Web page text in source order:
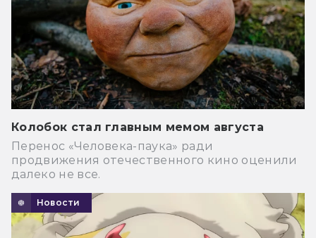
Колобок стал главным мемом августа
Перенос «Человека-паука» ради
продвижения отечественного кино оценили
далеко не все.
Новости